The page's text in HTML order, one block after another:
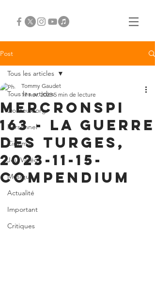
Post
Tous les articles
Douteux.org
Personnel
Cinéma
Jeu Vidéo
Musique
Actualité
Important
Critiques
Tous les articles
Mercronspi
163 - La Guerre
des Turges,
2023-11-15-
compendium
Tommy Gaudet
17 nov. 2023 5 min de lecture